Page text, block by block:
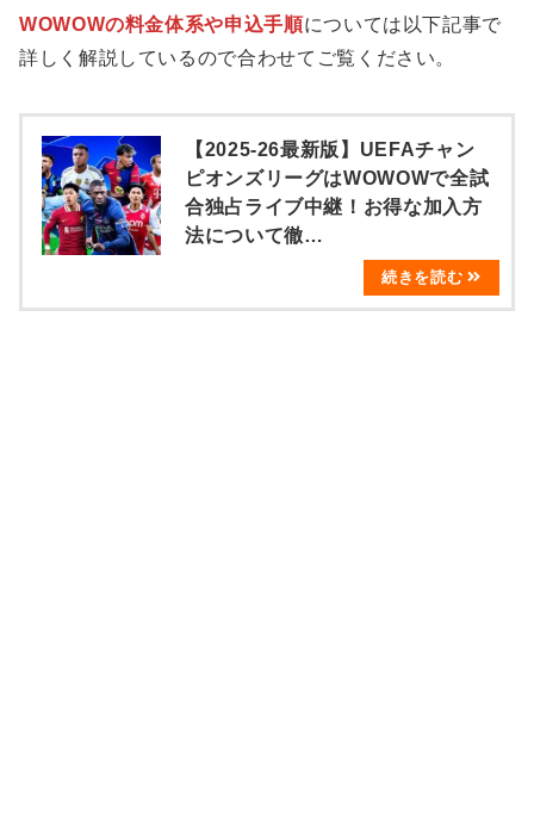
WOWOWの料金体系や申込手順については以下記事で
詳しく解説しているので合わせてご覧ください。
【2025-26最新版】UEFAチャン
ピオンズリーグはWOWOWで全試
合独占ライブ中継！お得な加入方
法について徹…